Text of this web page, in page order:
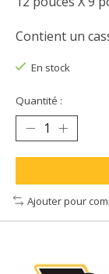
Contient un
En stock
Quantité :
Ajouter pour